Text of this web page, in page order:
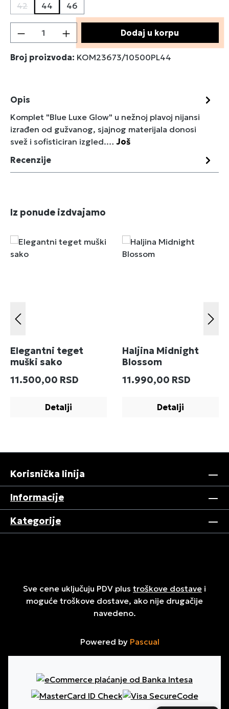
42
(Ova opcija trenutno nije dostupna.)
44 46
Količina proizvoda: Unesite željenu
Dodaj u korpu
Broj proizvoda: KOM23673/10500PL44
Opis
Komplet "Blue Luxe Glow" u nežnoj plavoj nijansi
izrađen od gužvanog, sjajnog materijala donosi
svež i sofisticiran izgled.…Još
Recenzije
Preskoči galeriju proizvoda
Iz ponude izdvajamo
Elegantni teget
muški sako
Redovna cena:
11.500,00 RSD
Detalji
Haljina Midnight
Blossom
Redovna cena:
11.990,00 RSD
Detalji
Korisnička linija
Informacije
Kategorije
Sve cene uključuju PDV plus troškove dostave i
moguće troškove dostave, ako nije drugačije
navedeno.
Powered by Pascual